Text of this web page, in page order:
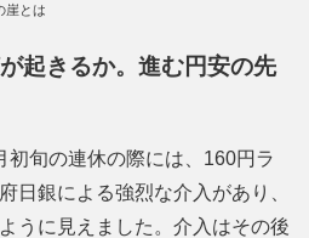
崖とは
起きるか。進む円安の先
初旬の連休の際には、160円ラ
日銀による強烈な介入があり、
うに見えました。介入はその後